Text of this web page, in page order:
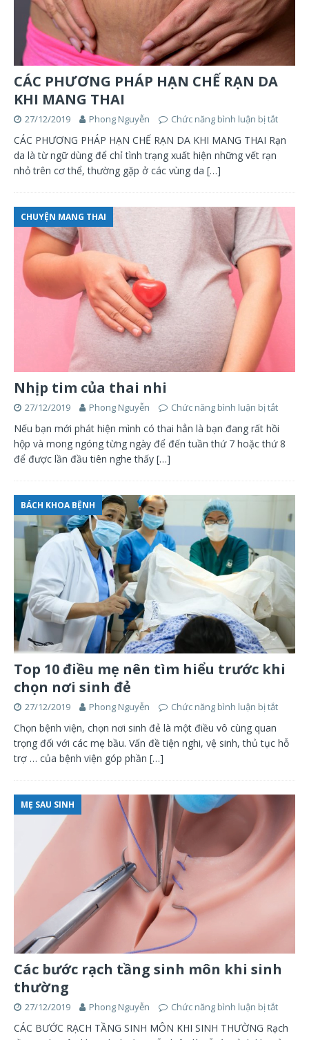
CÁC PHƯƠNG PHÁP HẠN CHẾ RẠN DA
KHI MANG THAI
27/12/2019 Phong Nguyễn Chức năng bình luận bị tắt
CÁC PHƯƠNG PHÁP HẠN CHẾ RẠN DA KHI MANG THAI Rạn
da là từ ngữ dùng để chỉ tình trạng xuất hiện những vết rạn
nhỏ trên cơ thể, thường gặp ở các vùng da […]
CHUYỆN MANG THAI
Nhịp tim của thai nhi
27/12/2019 Phong Nguyễn Chức năng bình luận bị tắt
Nếu bạn mới phát hiện mình có thai hẳn là bạn đang rất hồi
hộp và mong ngóng từng ngày để đến tuần thứ 7 hoặc thứ 8
để được lần đầu tiên nghe thấy […]
BÁCH KHOA BỆNH
Top 10 điều mẹ nên tìm hiểu trước khi
chọn nơi sinh đẻ
27/12/2019 Phong Nguyễn Chức năng bình luận bị tắt
Chọn bệnh viện, chọn nơi sinh đẻ là một điều vô cùng quan
trọng đối với các mẹ bầu. Vấn đề tiện nghi, vệ sinh, thủ tục hỗ
trợ … của bệnh viện góp phần […]
MẸ SAU SINH
Các bước rạch tầng sinh môn khi sinh
thường
27/12/2019 Phong Nguyễn Chức năng bình luận bị tắt
CÁC BƯỚC RẠCH TẦNG SINH MÔN KHI SINH THƯỜNG Rạch